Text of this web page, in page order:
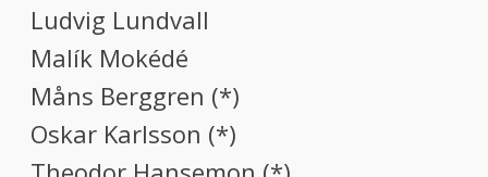
Ludvig Lundvall
Malík Mokédé
Måns Berggren (*)
Oskar Karlsson (*)